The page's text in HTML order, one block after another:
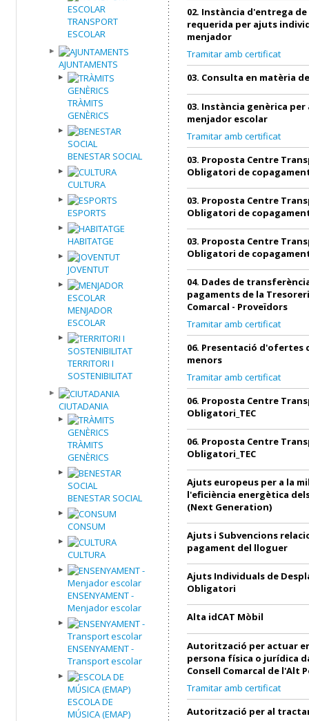
TRANSPORT
ESCOLAR
AJUNTAMENTS
TRÀMITS
GENÈRICS
BENESTAR SOCIAL
CULTURA
ESPORTS
HABITATGE
JOVENTUT
MENJADOR
ESCOLAR
TERRITORI I
SOSTENIBILITAT
CIUTADANIA
TRÀMITS
GENÈRICS
BENESTAR SOCIAL
CONSUM
CULTURA
ENSENYAMENT -
Menjador escolar
ENSENYAMENT -
Transport escolar
ESCOLA DE
MÚSICA (EMAP)
02. Instància d'entrega
requerida per ajuts
menjador
Tramitar amb certificat
03. Consulta en matèria
03. Instància genèrica
menjador escolar
Tramitar amb certificat
03. Proposta Centre
Obligatori de
03. Proposta Centre
Obligatori de
03. Proposta Centre
Obligatori de
04. Dades de
pagaments de la
Comarcal - Proveïdors
Tramitar amb certificat
06. Presentació d'ofertes
menors
Tramitar amb certificat
06. Proposta Centre
Obligatori_TEC
06. Proposta Centre
Obligatori_TEC
Ajuts europeus per a la
l'eficiència energètica
(Next Generation)
Ajuts i Subvencions
pagament del lloguer
Ajuts Individuals de
Obligatori
Alta idCAT Mòbil
Autorització per actuar
persona física o jurídica
Consell Comarcal de l'Alt
Tramitar amb certificat
Autorització per al